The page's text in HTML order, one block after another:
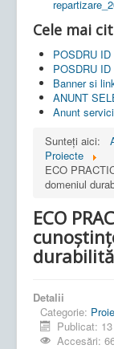
Cele mai
POSDRU ID
POSDRU ID
Banner si
ANUNT
Anunt
Sunteți aici:
Proiecte
ECO
domeniul
ECO
Detalii
Categorie:
Publicat:
Accesări: